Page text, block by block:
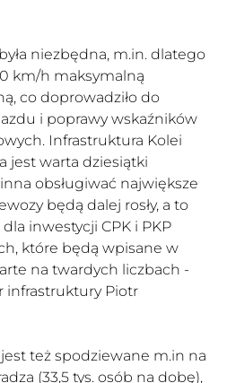
niezbędna, m.in. dlatego
km/h maksymalną
co doprowadziło do
i poprawy wskaźników
Infrastruktura Kolei
jest warta dziesiątki
obsługiwać największe
będą dalej rosły, a to
inwestycji CPK i PKP
które będą wpisane w
na twardych liczbach -
infrastruktury Piotr
też spodziewane m.in na
(33,5 tys. osób na dobę),